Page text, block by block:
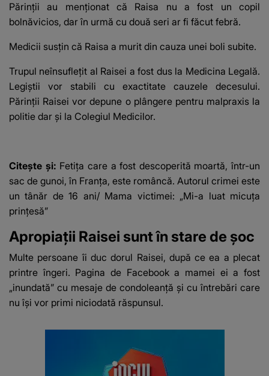
Părinții au menționat că Raisa nu a fost un copil
bolnăvicios, dar în urmă cu două seri ar fi făcut febră.
Medicii susțin că Raisa a murit din cauza unei boli subite.
Trupul neînsuflețit al Raisei a fost dus la Medicina Legală.
Legiștii vor stabili cu exactitate cauzele decesului.
Părinții Raisei vor depune o plângere pentru malpraxis la
politie dar și la Colegiul Medicilor.
Citește și: Fetița care a fost descoperită moartă, într-un
sac de gunoi, în Franța, este româncă. Autorul crimei este
un tânăr de 16 ani/ Mama victimei: „Mi-a luat micuța
prințesă”
Apropiații Raisei sunt în stare de șoc
Multe persoane îi duc dorul Raisei, după ce ea a plecat
printre îngeri. Pagina de Facebook a mamei ei a fost
„inundată” cu mesaje de condoleanță și cu întrebări care
nu își vor primi niciodată răspunsul.